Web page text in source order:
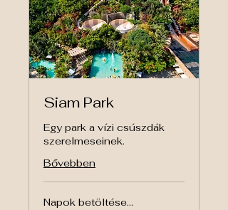
Siam Park
Egy park a vízi csúszdák
szerelmeseinek.
Bővebben
Napok betöltése...